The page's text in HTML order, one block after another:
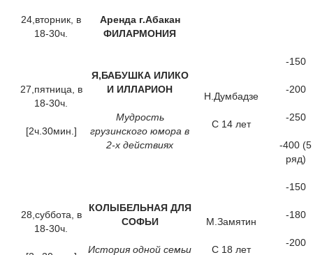
24,вторник, в
18-30ч.
Аренда г.Абакан
ФИЛАРМОНИЯ
27,пятница, в
18-30ч.
[2ч.30мин.]
Я,БАБУШКА ИЛИКО
И ИЛЛАРИОН
Мудрость
грузинского юмора в
2-х действиях
Н.Думбадзе
С 14 лет
-150
-200
-250
-400 (5
ряд)
28,суббота, в
18-30ч.
КОЛЫБЕЛЬНАЯ ДЛЯ
СОФЬИ
История одной семьи
М.Замятин
С 18 лет
-150
-180
-200